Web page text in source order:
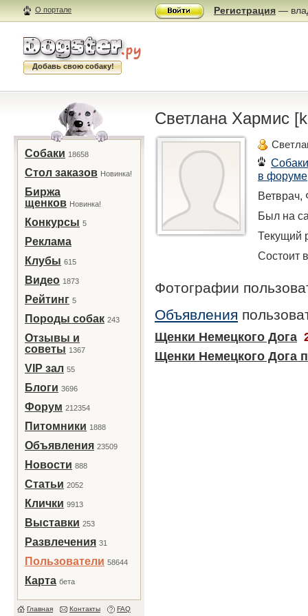
О портале Регистрация —
Добавь свою собаку!
Собаки 18658
Стол заказов Новинка!
Биржа
щенков Новинка!
Конкурсы 5
Реклама
Клубы 615
Видео 1873
Рейтинг 5
Породы собак 243
Отзывы и
советы 1367
VIP зал 55
Блоги 3696
Форум 212354
Питомники 1888
Объявления 23509
Новости 888
Статьи 2052
Клички 9913
Выставки 253
Развлечения 31
Пользователи 58644
Карта бета
Главная Контакты FAQ
Светлана Хармис
Собаки
в форуме
Ветврач,
Был на
Текущий
Состоит
Фотографии
Объявления
Щенки Немецкого Дога
Щенки Немецкого Дога